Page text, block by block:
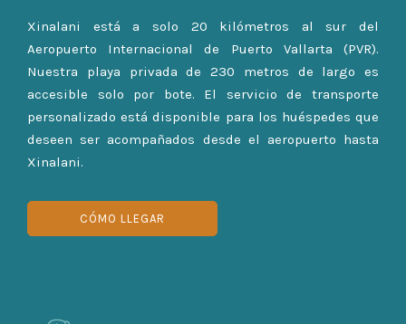
Xinalani está a solo 20 kilómetros al sur del
Aeropuerto Internacional de Puerto Vallarta (PVR).
Nuestra playa privada de 230 metros de largo es
accesible solo por bote. El servicio de transporte
personalizado está disponible para los huéspedes que
deseen ser acompañados desde el aeropuerto hasta
Xinalani.
CÓMO LLEGAR